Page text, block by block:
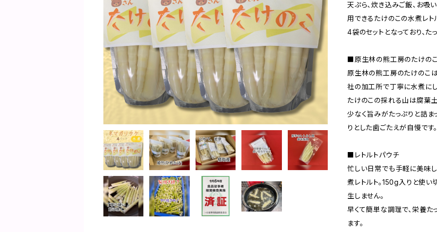
天ぷら、炊き込みご飯、お吸
用できるたけのこの水煮レト
4袋のセットとなっており、た
■原生林の熊工房のたけの
原生林の熊工房のたけのこ
社の加工所で丁寧に水煮にし
たけのこの採れる山は腐葉
少なく旨みがたっぷりと詰ま
りとした歯ごたえが自慢です。
■レトルトパウチ
忙しい日常でも手軽に美味
煮レトルト。150g入りと使い
生しません。
早くて簡単な調理で、栄養
ます。